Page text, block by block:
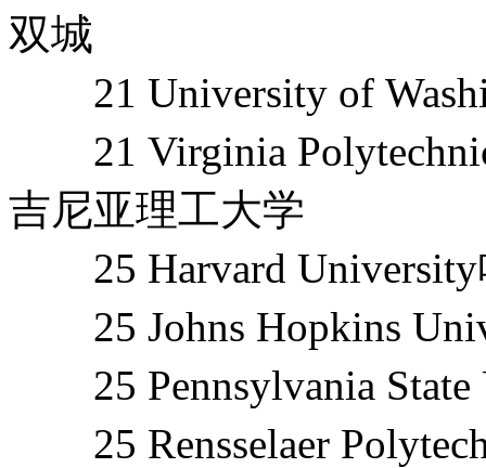
双城
21 University of
21 Virginia Polytechnic
吉尼亚理工大学
25 Harvard University
25 Johns Hopkins
25 Pennsylvania State
25 Rensselaer